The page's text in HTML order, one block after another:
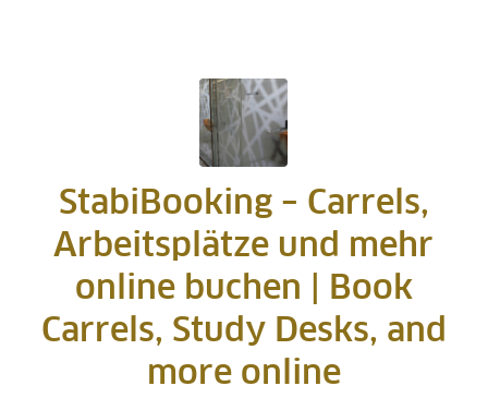
StabiBooking – Carrels,
Arbeitsplätze und mehr
online buchen |
Book
Carrels, Study Desks, and
more online